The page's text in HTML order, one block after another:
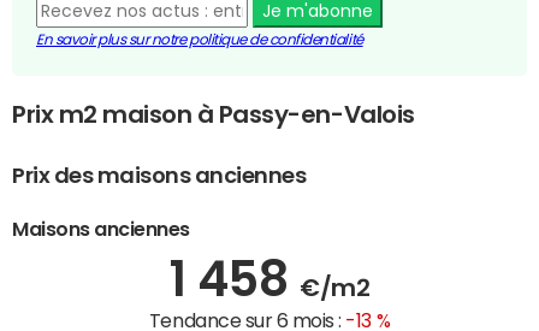
Je m'abonne
En savoir plus sur notre politique de confidentialité
Prix m2 maison à Passy-en-Valois
Prix des maisons anciennes
Maisons anciennes
1 458 €/m2
Tendance sur 6 mois : -13 %